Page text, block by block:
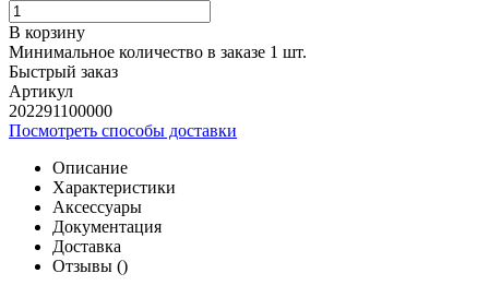
В корзину
Минимальное количество в заказе 1 шт.
Быстрый заказ
Артикул
202291100000
Посмотреть способы доставки
Описание
Характеристики
Аксессуары
Документация
Доставка
Отзывы ()